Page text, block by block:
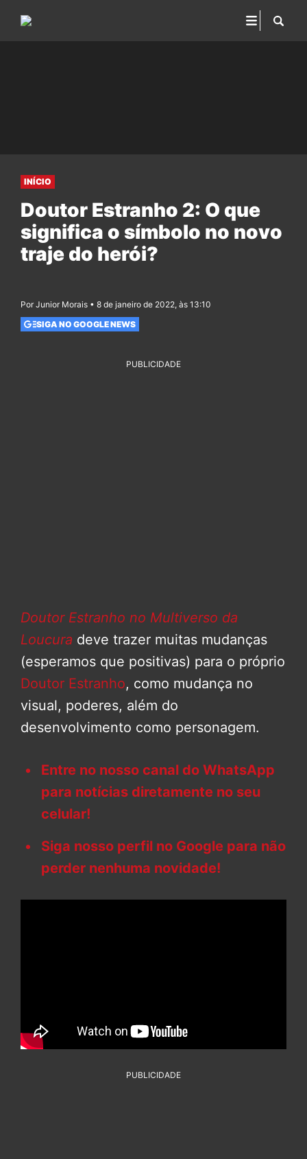
INÍCIO
Doutor Estranho 2: O que
significa o símbolo no novo
traje do herói?
Por Junior Morais • 8 de janeiro de 2022, às 13:10
SIGA NO GOOGLE NEWS
PUBLICIDADE
Doutor Estranho no Multiverso da
Loucura deve trazer muitas mudanças
(esperamos que positivas) para o próprio
Doutor Estranho, como mudança no
visual, poderes, além do
desenvolvimento como personagem.
Entre no nosso canal do WhatsApp
para notícias diretamente no seu
celular!
Siga nosso perfil no Google para não
perder nenhuma novidade!
PUBLICIDADE